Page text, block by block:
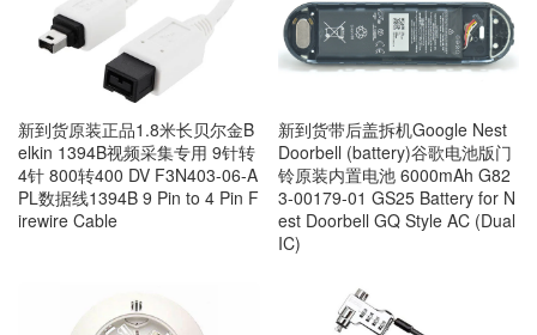
新到货原装正品1.8米长贝尔金B
elkin 1394B视频采集专用 9针转
4针 800转400 DV F3N403-06-A
PL数据线1394B 9 Pin to 4 Pin F
irewire Cable
新到货带后盖拆机Google Nest
Doorbell (battery)谷歌电池版门
铃原装内置电池 6000mAh G82
3-00179-01 GS25 Battery for N
est Doorbell GQ Style AC (Dual
IC)